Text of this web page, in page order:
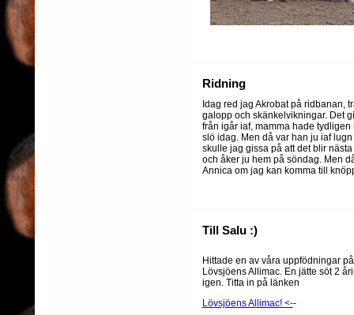
Ridning
Idag red jag Akrobat på ridbanan,
galopp och skänkelvikningar. Det
från igår iaf, mamma hade
slö idag. Men då var han ju iaf
skulle jag gissa på att det blir
och åker ju hem på söndag. Men
Annica om jag kan komma till
Till Salu :)
Hittade en av våra uppfödningar
Lövsjöens Allimac. En jätte söt 2
igen. Titta in på länken
Lövsjöens Allimac! <--